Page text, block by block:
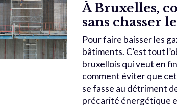
À Bruxelles,
sans chasser
Pour faire baisser les
bâtiments. C’est tout
bruxellois qui veut en
comment éviter que
se fasse au détriment
précarité énergétique